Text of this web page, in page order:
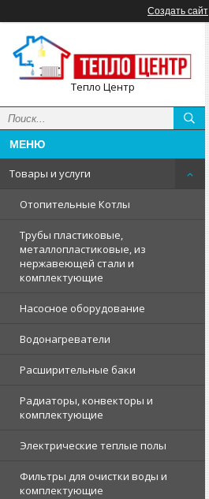
Создать сайт
Тепло Центр
Товары и услуги
Отопительные Котлы
Трубы пластиковые,
металлопластиковые, из
нержавеющей стали и
комплектующие
Насосное оборудование
Водонагреватели
Расширительные баки
Радиаторы, конвекторы и
комплектующие
Электрические теплые полы
Фильтры для очистки воды и
комплектующие